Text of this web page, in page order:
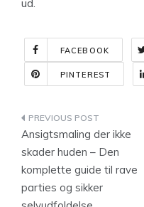
FACEBOOK
PINTEREST
Ansigtsmaling der ikke
skader huden – Den
komplette guide til rave
parties og sikker